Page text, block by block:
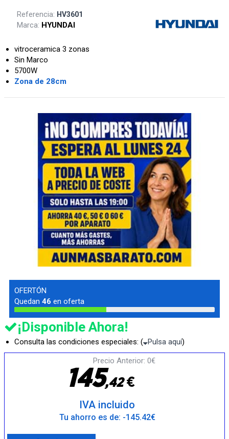
Referencia: HV3601
Marca: HYUNDAI
vitroceramica 3 zonas
Sin Marco
5700W
Zona de 28cm
OFERTÓN
Quedan 46 en oferta
¡Disponible Ahora!
Consulta las condiciones especiales: ( Pulsa aquí)
Precio Anterior: 0€
145,42€
IVA incluido
Tu ahorro es de: -145.42€